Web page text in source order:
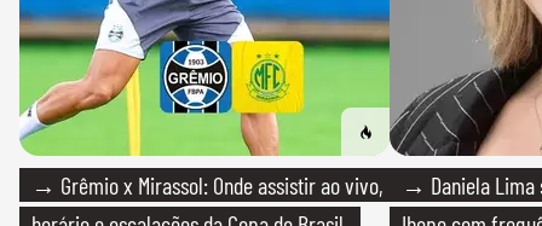
→ Grêmio x Mirassol: Onde assistir ao vivo,
→ Daniela Lima